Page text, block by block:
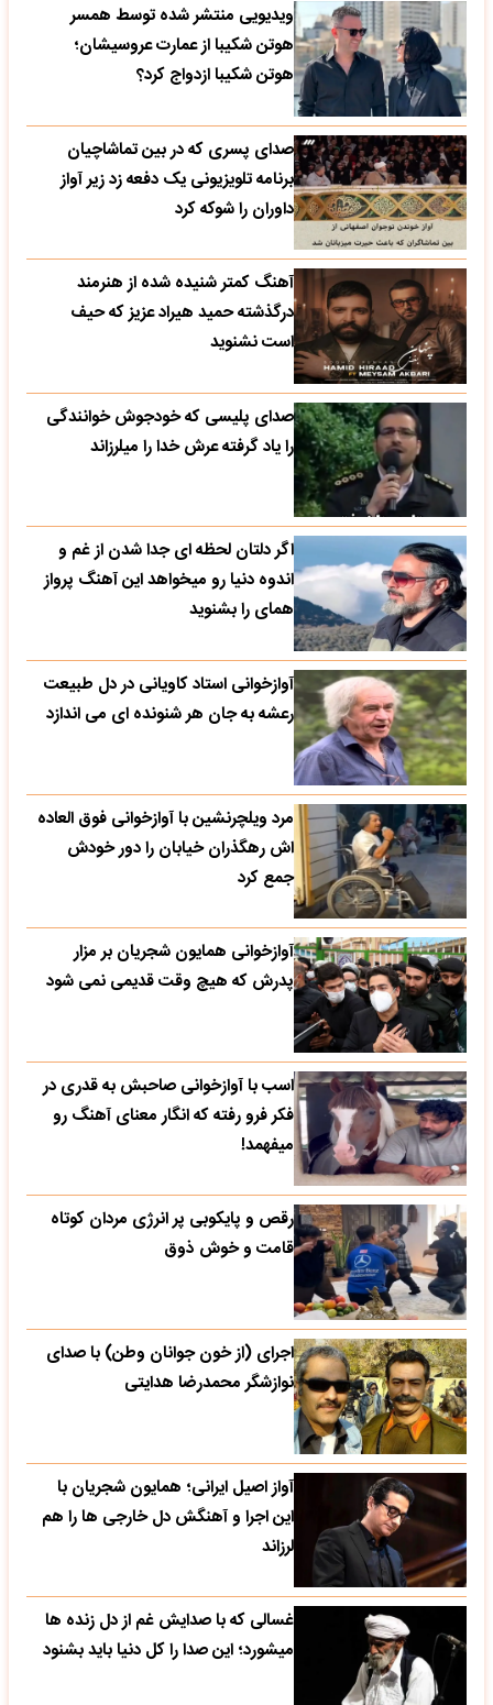
ویدیویی منتشر شده توسط همسر
هوتن شکیبا از عمارت عروسیشان؛
هوتن شکیبا ازدواج کرد؟
صدای پسری که در بین تماشاچیان
برنامه تلویزیونی یک دفعه زد زیر آواز
داوران را شوکه کرد
آهنگ کمتر شنیده شده از هنرمند
درگذشته حمید هیراد عزیز که حیف
است نشنوید
صدای پلیسی که خودجوش خوانندگی
را یاد گرفته عرش خدا را میلرزاند
اگر دلتان لحظه ای جدا شدن از غم و
اندوه دنیا رو میخواهد این آهنگ پرواز
همای را بشنوید
آوازخوانی استاد کاویانی در دل طبیعت
رعشه به جان هر شنونده ای می اندازد
مرد ویلچرنشین با آوازخوانی فوق العاده
اش رهگذران خیابان را دور خودش
جمع کرد
آوازخوانی همایون شجریان بر مزار
پدرش که هیچ وقت قدیمی نمی شود
اسب با آوازخوانی صاحبش به قدری در
فکر فرو رفته که انگار معنای آهنگ رو
میفهمد!
رقص و پایکوبی پر انرژی مردان کوتاه
قامت و خوش ذوق
اجرای (از خون جوانان وطن) با صدای
نوازشگر محمدرضا هدایتی
آواز اصیل ایرانی؛ همایون شجریان با
این اجرا و آهنگش دل خارجی ها را هم
لرزاند
غسالی که با صدایش غم از دل زنده ها
میشورد؛ این صدا را کل دنیا باید بشنود